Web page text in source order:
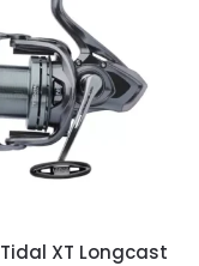
XT Longcast